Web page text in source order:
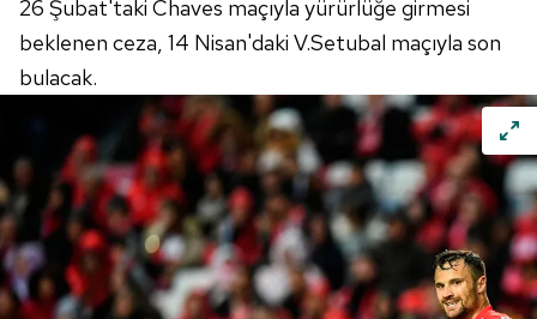
26 Şubat'taki Chaves maçıyla yürürlüğe girmesi
beklenen ceza, 14 Nisan'daki V.Setubal maçıyla son
bulacak.